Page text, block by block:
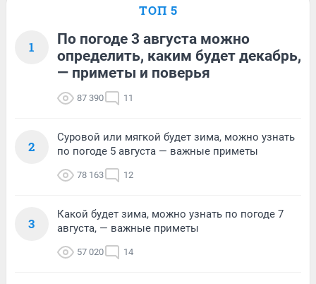
ТОП 5
1
По погоде 3 августа можно
определить, каким будет декабрь,
— приметы и поверья
87 390 11
2
Суровой или мягкой будет зима, можно узнать
по погоде 5 августа — важные приметы
78 163 12
3
Какой будет зима, можно узнать по погоде 7
августа, — важные приметы
57 020 14